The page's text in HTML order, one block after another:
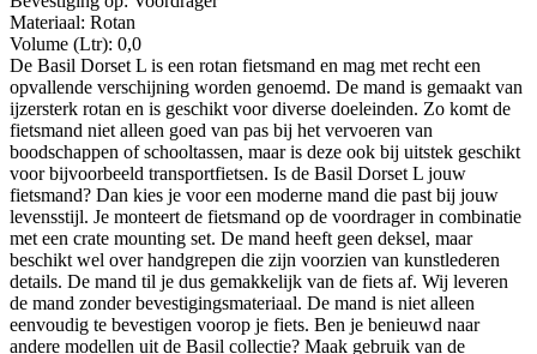
Materiaal: Rotan
Volume (Ltr): 0,0
De Basil Dorset L is een rotan fietsmand en mag met recht een
opvallende verschijning worden genoemd. De mand is gemaakt van
ijzersterk rotan en is geschikt voor diverse doeleinden. Zo komt de
fietsmand niet alleen goed van pas bij het vervoeren van
boodschappen of schooltassen, maar is deze ook bij uitstek geschikt
voor bijvoorbeeld transportfietsen. Is de Basil Dorset L jouw
fietsmand? Dan kies je voor een moderne mand die past bij jouw
levensstijl. Je monteert de fietsmand op de voordrager in combinatie
met een crate mounting set. De mand heeft geen deksel, maar
beschikt wel over handgrepen die zijn voorzien van kunstlederen
details. De mand til je dus gemakkelijk van de fiets af. Wij leveren
de mand zonder bevestigingsmateriaal. De mand is niet alleen
eenvoudig te bevestigen voorop je fiets. Ben je benieuwd naar
andere modellen uit de Basil collectie? Maak gebruik van de